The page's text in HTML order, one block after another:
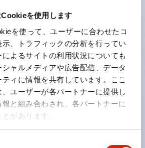
を使用します
を使って、ユーザーに合わせたコ
、トラフィックの分析を行ってい
よるサイトの利用状況についても
ャルメディアや広告配信、データ
ィに情報を共有しています。ここ
ユーザーが各パートナーに提供し
と組み合わされ、各パートナーに
があります。
工数を大幅に削減。
こなすLED球（LSRD球）。これま
いたLED球を、1色のLED球で各色
しました。
認証品。（一部機種は除く）